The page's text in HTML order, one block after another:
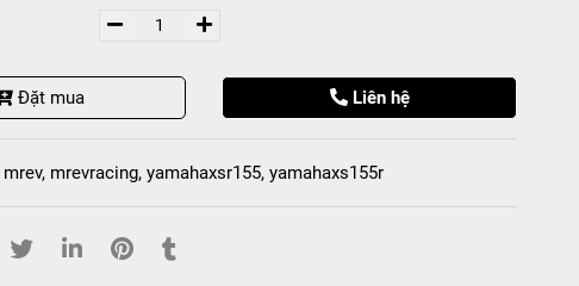
Đặt mua Liên hệ
mrev, mrevracing,yamahaxsr155,yamahaxs155r